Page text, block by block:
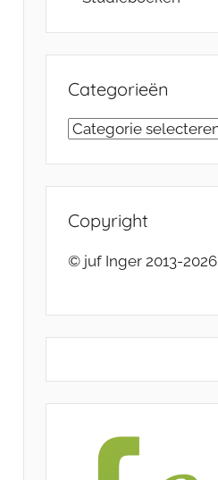
Categorieën
Categorieën
Copyright
© juf Inger 2013-2026